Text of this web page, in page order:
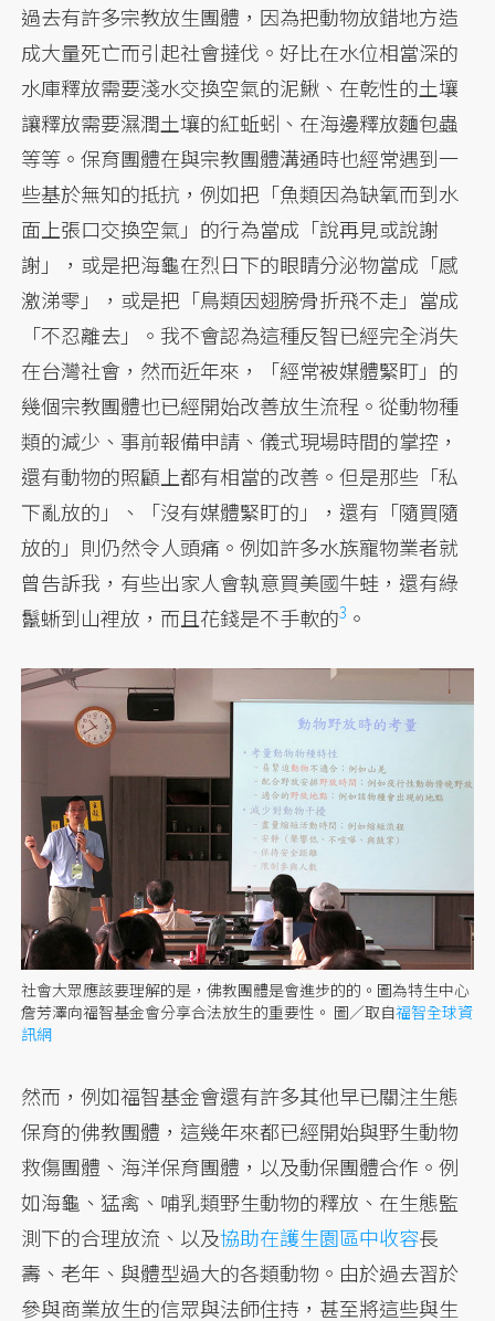
過去有許多宗教放生團體，因為把動物放錯地方造
成大量死亡而引起社會撻伐。好比在水位相當深的
水庫釋放需要淺水交換空氣的泥鰍、在乾性的土壤
讓釋放需要濕潤土壤的紅蚯蚓、在海邊釋放麵包蟲
等等。保育團體在與宗教團體溝通時也經常遇到一
些基於無知的抵抗，例如把「魚類因為缺氧而到水
面上張口交換空氣」的行為當成「說再見或說謝
謝」，或是把海龜在烈日下的眼睛分泌物當成「感
激涕零」，或是把「鳥類因翅膀骨折飛不走」當成
「不忍離去」。我不會認為這種反智已經完全消失
在台灣社會，然而近年來，「經常被媒體緊盯」的
幾個宗教團體也已經開始改善放生流程。從動物種
類的減少、事前報備申請、儀式現場時間的掌控，
還有動物的照顧上都有相當的改善。但是那些「私
下亂放的」、「沒有媒體緊盯的」，還有「隨買隨
放的」則仍然令人頭痛。例如許多水族寵物業者就
曾告訴我，有些出家人會執意買美國牛蛙，還有綠
鬣蜥到山裡放，而且花錢是不手軟的3 。
社會大眾應該要理解的是，佛教團體是會進步的的。圖為特生中心
詹芳澤向福智基金會分享合法放生的重要性。 圖／取自福智全球資
訊網
然而，例如福智基金會還有許多其他早已關注生態
保育的佛教團體，這幾年來都已經開始與野生動物
救傷團體、海洋保育團體，以及動保團體合作。例
如海龜、猛禽、哺乳類野生動物的釋放、在生態監
測下的合理放流、以及協助在護生園區中收容長
壽、老年、與體型過大的各類動物。由於過去習於
參與商業放生的信眾與法師住持，甚至將這些與生